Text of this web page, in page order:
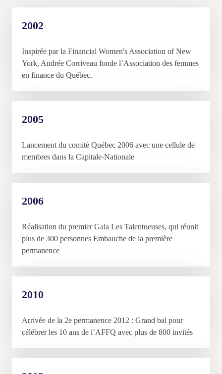
2002
Inspirée par la Financial Women's Association of New
York, Andrée Corriveau fonde l’Association des femmes
en finance du Québec.
2005
Lancement du comité Québec 2006 avec une cellule de
membres dans la Capitale-Nationale
2006
Réalisation du premier Gala Les Talentueuses, qui réunit
plus de 300 personnes Embauche de la première
permanence
2010
Arrivée de la 2e permanence 2012 : Grand bal pour
célébrer les 10 ans de l’AFFQ avec plus de 800 invités